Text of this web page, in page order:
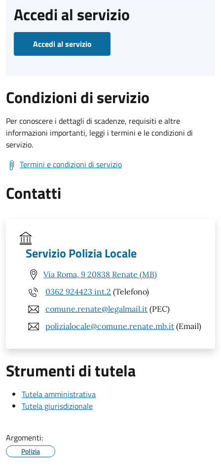
Accedi al servizio
Accedi al servizio
Condizioni di servizio
Per conoscere i dettagli di scadenze, requisiti e altre
informazioni importanti, leggi i termini e le condizioni di
servizio.
Termini e condizioni di servizio
Contatti
Servizio Polizia Locale
Via Roma, 9 20838 Renate (MB)
0362 924423 int.2 (Telefono)
comune.renate@legalmail.it (PEC)
polizialocale@comune.renate.mb.it (Email)
Strumenti di tutela
Tutela amministrativa
Tutela giurisdizionale
Argomenti:
Polizia